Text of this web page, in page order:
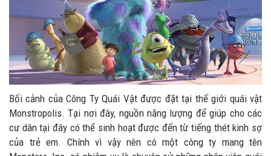
Bối cảnh của Công Ty Quái Vật được đặt tại thế giới quái vật
Monstropolis. Tại nơi đây, nguồn năng lượng để giúp cho các
cư dân tại đây có thể sinh hoạt được đến từ tiếng thét kinh sợ
của trẻ em. Chính vì vậy nên có một công ty mang tên